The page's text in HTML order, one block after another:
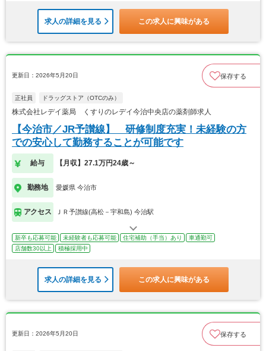
求人の詳細を見る この求人に興味がある
更新日：2026年5月20日 保存する
正社員 ドラッグストア（OTCのみ）
株式会社レデイ薬局 くすりのレデイ今治中央店の薬剤師求人
【今治市／JR予讃線】 研修制度充実！未経験の方
での安心して勤務することが可能です
給与 【月収】27.1万円24歳～
勤務地 愛媛県 今治市
アクセス ＪＲ予讃線(高松－宇和島) 今治駅
新卒も応募可能 未経験者も応募可能 住宅補助（手当）あり
車通勤可
店舗数30以上
積極採用中
求人の詳細を見る この求人に興味がある
更新日：2026年5月20日 保存する